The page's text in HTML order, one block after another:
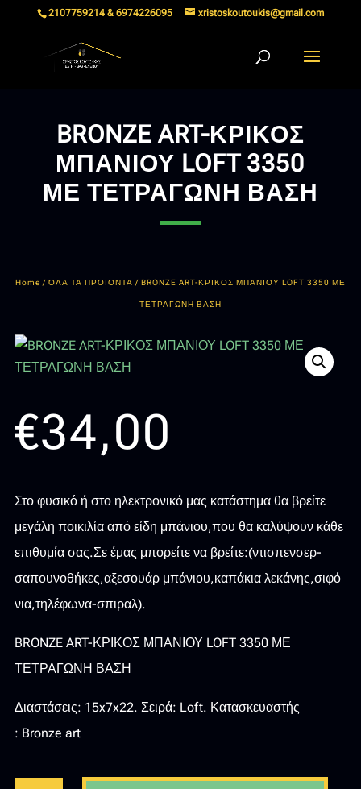
2107759214 & 6974226095 xristoskoutoukis@gmail.com
BRONZE ART-ΚΡΙΚΟΣ
ΜΠΑΝΙΟΥ LOFT 3350
ΜΕ ΤΕΤΡΑΓΩΝΗ ΒΑΣΗ
Home /ΌΛΑ ΤΑ ΠΡΟΙΟΝΤΑ / BRONZE ART-ΚΡΙΚΟΣ ΜΠΑΝΙΟΥ LOFT 3350 ΜΕ
ΤΕΤΡΑΓΩΝΗ ΒΑΣΗ
€34,00
Στο φυσικό ή στο ηλεκτρονικό μας κατάστημα θα βρείτε
μεγάλη ποικιλία από είδη μπάνιου,που θα καλύψουν κάθε
επιθυμία σας.Σε έμας μπορείτε να βρείτε:(ντισπενσερ-
σαπουνοθήκες,αξεσουάρ μπάνιου,καπάκια λεκάνης,σιφό
νια,τηλέφωνα-σπιραλ).
BRONZE ART-ΚΡΙΚΟΣ ΜΠΑΝΙΟΥ LOFT 3350 ΜΕ
ΤΕΤΡΑΓΩΝΗ ΒΑΣΗ
Διαστάσεις: 15x7x22. Σειρά: Loft. Κατασκευαστής
: Bronze art